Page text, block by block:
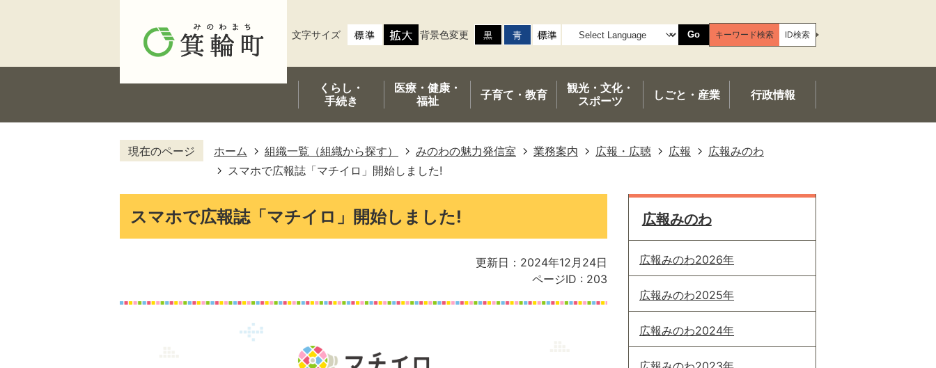
文字サイズ 背景色変更 Go キーワード検索 ID検索
くらし・
手続き
医療・健康・
福祉
子育て・ 教育
観光・文化・
スポーツ
しごと・産業 行政情報
現在のページ ホーム 組織一覧（組織から探す） みのわの魅力発信室 業務案内 広報・広聴 広報
広報みのわ
スマホで広報誌「マチイロ」開始しました!
スマホで広報誌「マチイロ」開始しました!
更新日：2024年12月24日
ページID : 203
広報みのわ
広報みのわ2026年
広報みのわ2025年
広報みのわ2024年